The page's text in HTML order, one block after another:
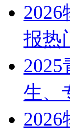
报热
生、